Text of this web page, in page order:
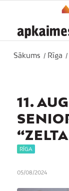
Sākums / Rīga /
11.
RĪGA
05/08/2024